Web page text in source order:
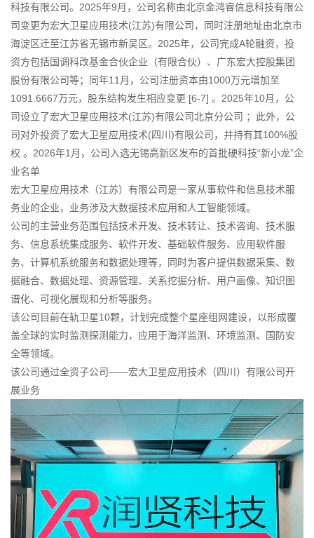
科技有限公司。2025年9月，公司名称由北京金鸿睿信息科技有限公
司变更为宏大卫星应用技术(江苏)有限公司，同时注册地址由北京市
海淀区迁至江苏省无锡市新吴区。2025年，公司完成A轮融资，投
资方包括国调科改基金合伙企业（有限合伙）、广东宏大控股集团
股份有限公司等；同年11月，公司注册资本由1000万元增加至
1091.6667万元，股东结构发生相应变更 [6-7] 。2025年10月，公
司设立了宏大卫星应用技术(江苏)有限公司北京分公司 ；此外，公
司对外投资了宏大卫星应用技术(四川)有限公司，并持有其100%股
权 。2026年1月，公司入选无锡高新区发布的首批硬科技“新小龙”企
业名单
宏大卫星应用技术（江苏）有限公司是一家从事软件和信息技术服
务业的企业，业务涉及大数据技术应用和人工智能领域。
公司的主营业务范围包括技术开发、技术转让、技术咨询、技术服
务、信息系统集成服务、软件开发、基础软件服务、应用软件服
务、计算机系统服务和数据处理等，同时为客户提供数据采集、数
据融合、数据处理、资源管理、关系挖掘分析、用户画像、知识图
谱化、可视化展现和分析等服务。
该公司目前在轨卫星10颗，计划完成整个星座组网建设，以形成覆
盖全球的实时监测探测能力，应用于海洋监测、环境监测、国防安
全等领域。
该公司通过全资子公司——宏大卫星应用技术（四川）有限公司开
展业务